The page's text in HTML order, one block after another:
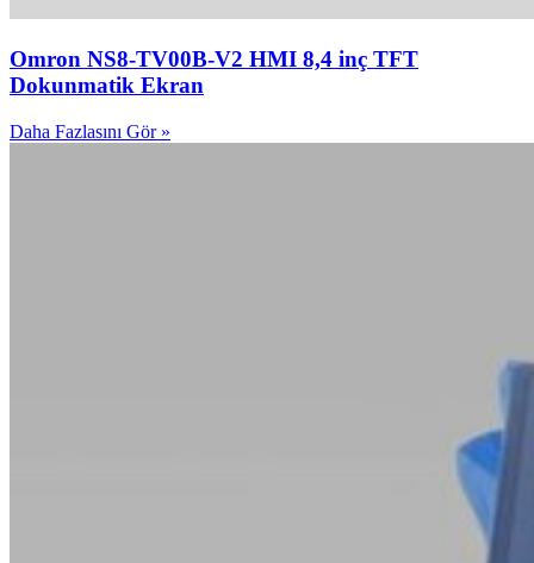
Omron NS8-TV00B-V2 HMI 8,4 inç TFT
Dokunmatik Ekran
Daha Fazlasını Gör »